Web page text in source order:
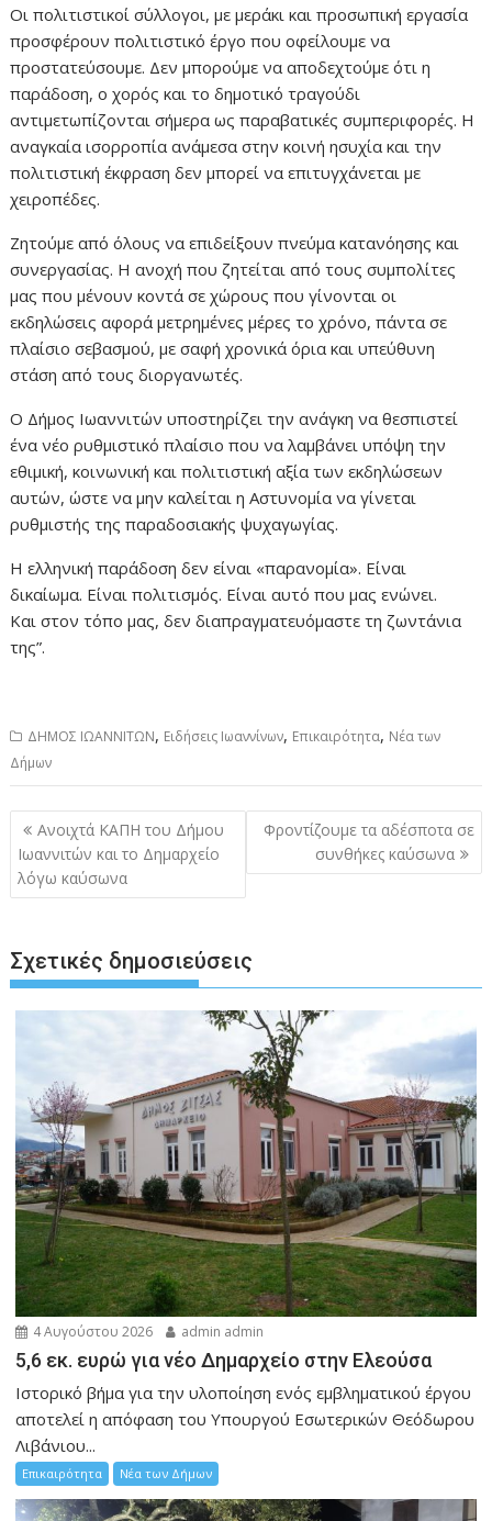
Οι πολιτιστικοί σύλλογοι, με μεράκι και προσωπική εργασία
προσφέρουν πολιτιστικό έργο που οφείλουμε να
προστατεύσουμε. Δεν μπορούμε να αποδεχτούμε ότι η
παράδοση, ο χορός και το δημοτικό τραγούδι
αντιμετωπίζονται σήμερα ως παραβατικές συμπεριφορές. Η
αναγκαία ισορροπία ανάμεσα στην κοινή ησυχία και την
πολιτιστική έκφραση δεν μπορεί να επιτυγχάνεται με
χειροπέδες.
Ζητούμε από όλους να επιδείξουν πνεύμα κατανόησης και
συνεργασίας. Η ανοχή που ζητείται από τους συμπολίτες
μας που μένουν κοντά σε χώρους που γίνονται οι
εκδηλώσεις αφορά μετρημένες μέρες το χρόνο, πάντα σε
πλαίσιο σεβασμού, με σαφή χρονικά όρια και υπεύθυνη
στάση από τους διοργανωτές.
Ο Δήμος Ιωαννιτών υποστηρίζει την ανάγκη να θεσπιστεί
ένα νέο ρυθμιστικό πλαίσιο που να λαμβάνει υπόψη την
εθιμική, κοινωνική και πολιτιστική αξία των εκδηλώσεων
αυτών, ώστε να μην καλείται η Αστυνομία να γίνεται
ρυθμιστής της παραδοσιακής ψυχαγωγίας.
Η ελληνική παράδοση δεν είναι «παρανομία». Είναι
δικαίωμα. Είναι πολιτισμός. Είναι αυτό που μας ενώνει.
Και στον τόπο μας, δεν διαπραγματευόμαστε τη ζωντάνια
της”.
ΔΗΜΟΣ ΙΩΑΝΝΙΤΩΝ, Ειδήσεις Ιωαννίνων, Επικαιρότητα, Νέα των
Δήμων
Πλοήγηση
άρθρων
Ανοιχτά ΚΑΠΗ του Δήμου
Ιωαννιτών και το Δημαρχείο
λόγω καύσωνα
Φροντίζουμε τα αδέσποτα σε
συνθήκες καύσωνα
Σχετικές δημοσιεύσεις
4 Αυγούστου 2026 admin admin
5,6 εκ. ευρώ για νέο Δημαρχείο στην Ελεούσα
Ιστορικό βήμα για την υλοποίηση ενός εμβληματικού έργου
αποτελεί η απόφαση του Υπουργού Εσωτερικών Θεόδωρου
Λιβάνιου...
Επικαιρότητα Νέα των Δήμων